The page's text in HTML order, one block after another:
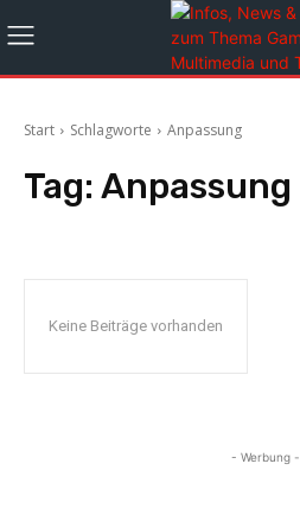
Start Schlagworte Anpassung
Tag: Anpassung
Keine Beiträge vorhanden
- Werbung -